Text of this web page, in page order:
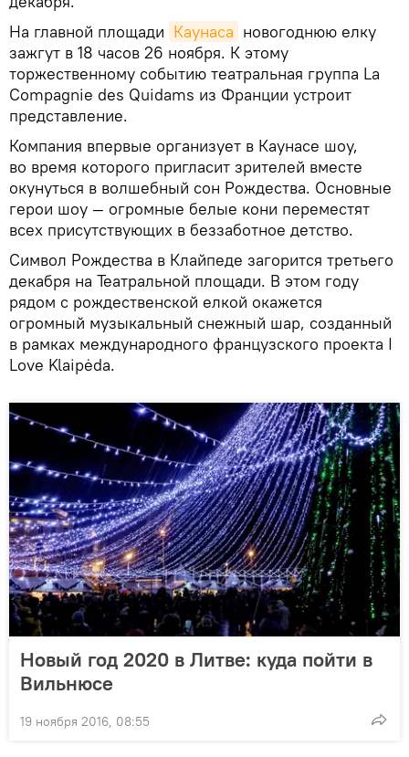
На главной площади Каунаса новогоднюю елку
зажгут в 18 часов 26 ноября. К этому
торжественному событию театральная группа La
Compagnie des Quidams из Франции устроит
представление.
Компания впервые организует в Каунасе шоу,
во время которого пригласит зрителей вместе
окунуться в волшебный сон Рождества. Основные
герои шоу — огромные белые кони переместят
всех присутствующих в беззаботное детство.
Символ Рождества в Клайпеде загорится третьего
декабря на Театральной площади. В этом году
рядом с рождественской елкой окажется
огромный музыкальный снежный шар, созданный
в рамках международного французского проекта I
Love Klaipėda.
Новый год 2020 в Литве: куда пойти в
Вильнюсе
19 ноября 2016, 08:55